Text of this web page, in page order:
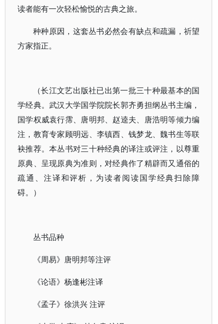
读者能有一次轻松愉悦的古典之旅。
种种原因，这套丛书必然会有缺点和疏漏，祈望
方家指正。
（长江文艺出版社已出第一批三十种最基本的国
学经典。武汉大学国学院院长郭齐勇担纲丛书主编，
国学权威袁行霈、唐明邦、赵逵夫、唐浩明等倾力编
注，教育专家顾明远、李镇西、钱梦龙、魏书生等联
袂推荐。本丛书对三十种经典的译注或评注，以尊重
原典、呈现原典为准则，对经典作了精辟而又通俗的
疏通、注译和评析，为读者阅读国学经典扫除障
碍。）
丛书品种
《周易》唐明邦等注评
《论语》杨逢彬注译
《孟子》徐洪兴 注评